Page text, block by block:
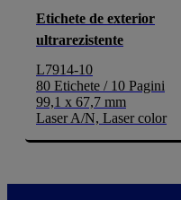
Etichete de exterior
ultrarezistente
L7914-10
80 Etichete / 10 Pagini
99,1 x 67,7 mm
Laser A/N, Laser color